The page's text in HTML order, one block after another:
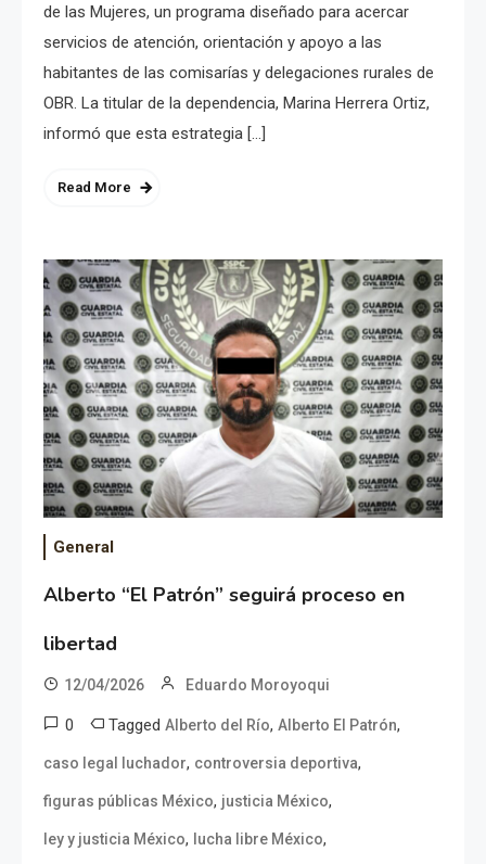
de las Mujeres, un programa diseñado para acercar
servicios de atención, orientación y apoyo a las
habitantes de las comisarías y delegaciones rurales de
OBR. La titular de la dependencia, Marina Herrera Ortiz,
informó que esta estrategia […]
Read More
General
Alberto “El Patrón” seguirá proceso en
libertad
12/04/2026 Eduardo Moroyoqui
0 Tagged Alberto del Río, Alberto El Patrón,
caso legal luchador, controversia deportiva,
figuras públicas México, justicia México,
ley y justicia México, lucha libre México,